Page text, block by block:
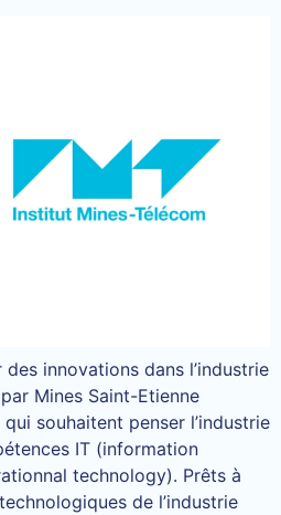
innovations dans l’industrie
Mines Saint-Etienne
qui souhaitent penser l’industrie
IT (information
technology). Prêts à
de l’industrie